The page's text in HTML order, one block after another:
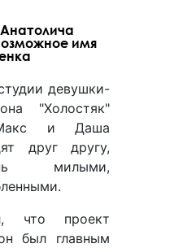
имя
девушки-
"Холостяк"
и Даша
друг другу,
милыми,
что проект
был главным